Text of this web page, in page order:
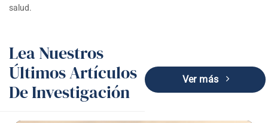
salud.
Lea Nuestros
Últimos Artículos
De Investigación
Ver más